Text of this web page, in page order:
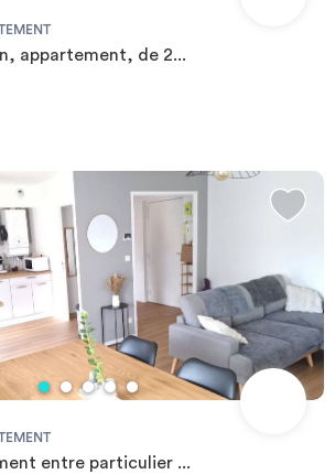
appartement, de 2...
entre particulier ...